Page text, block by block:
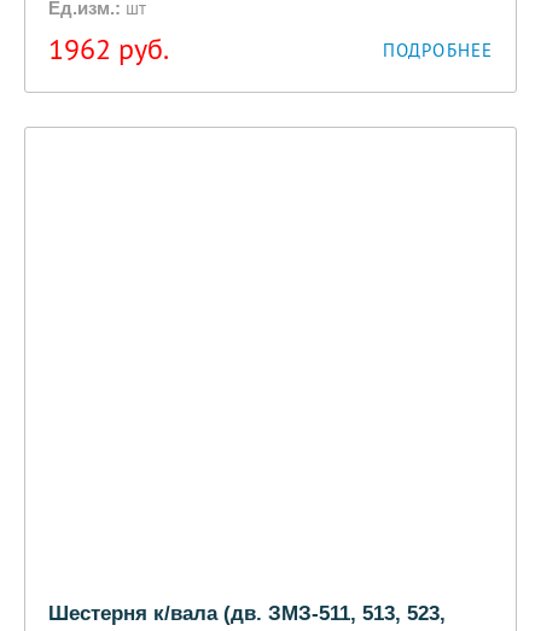
Ед.изм.: шт
1962 руб. ПОДРОБНЕЕ
Шестерня к/вала (дв. ЗМЗ-511, 513, 523,